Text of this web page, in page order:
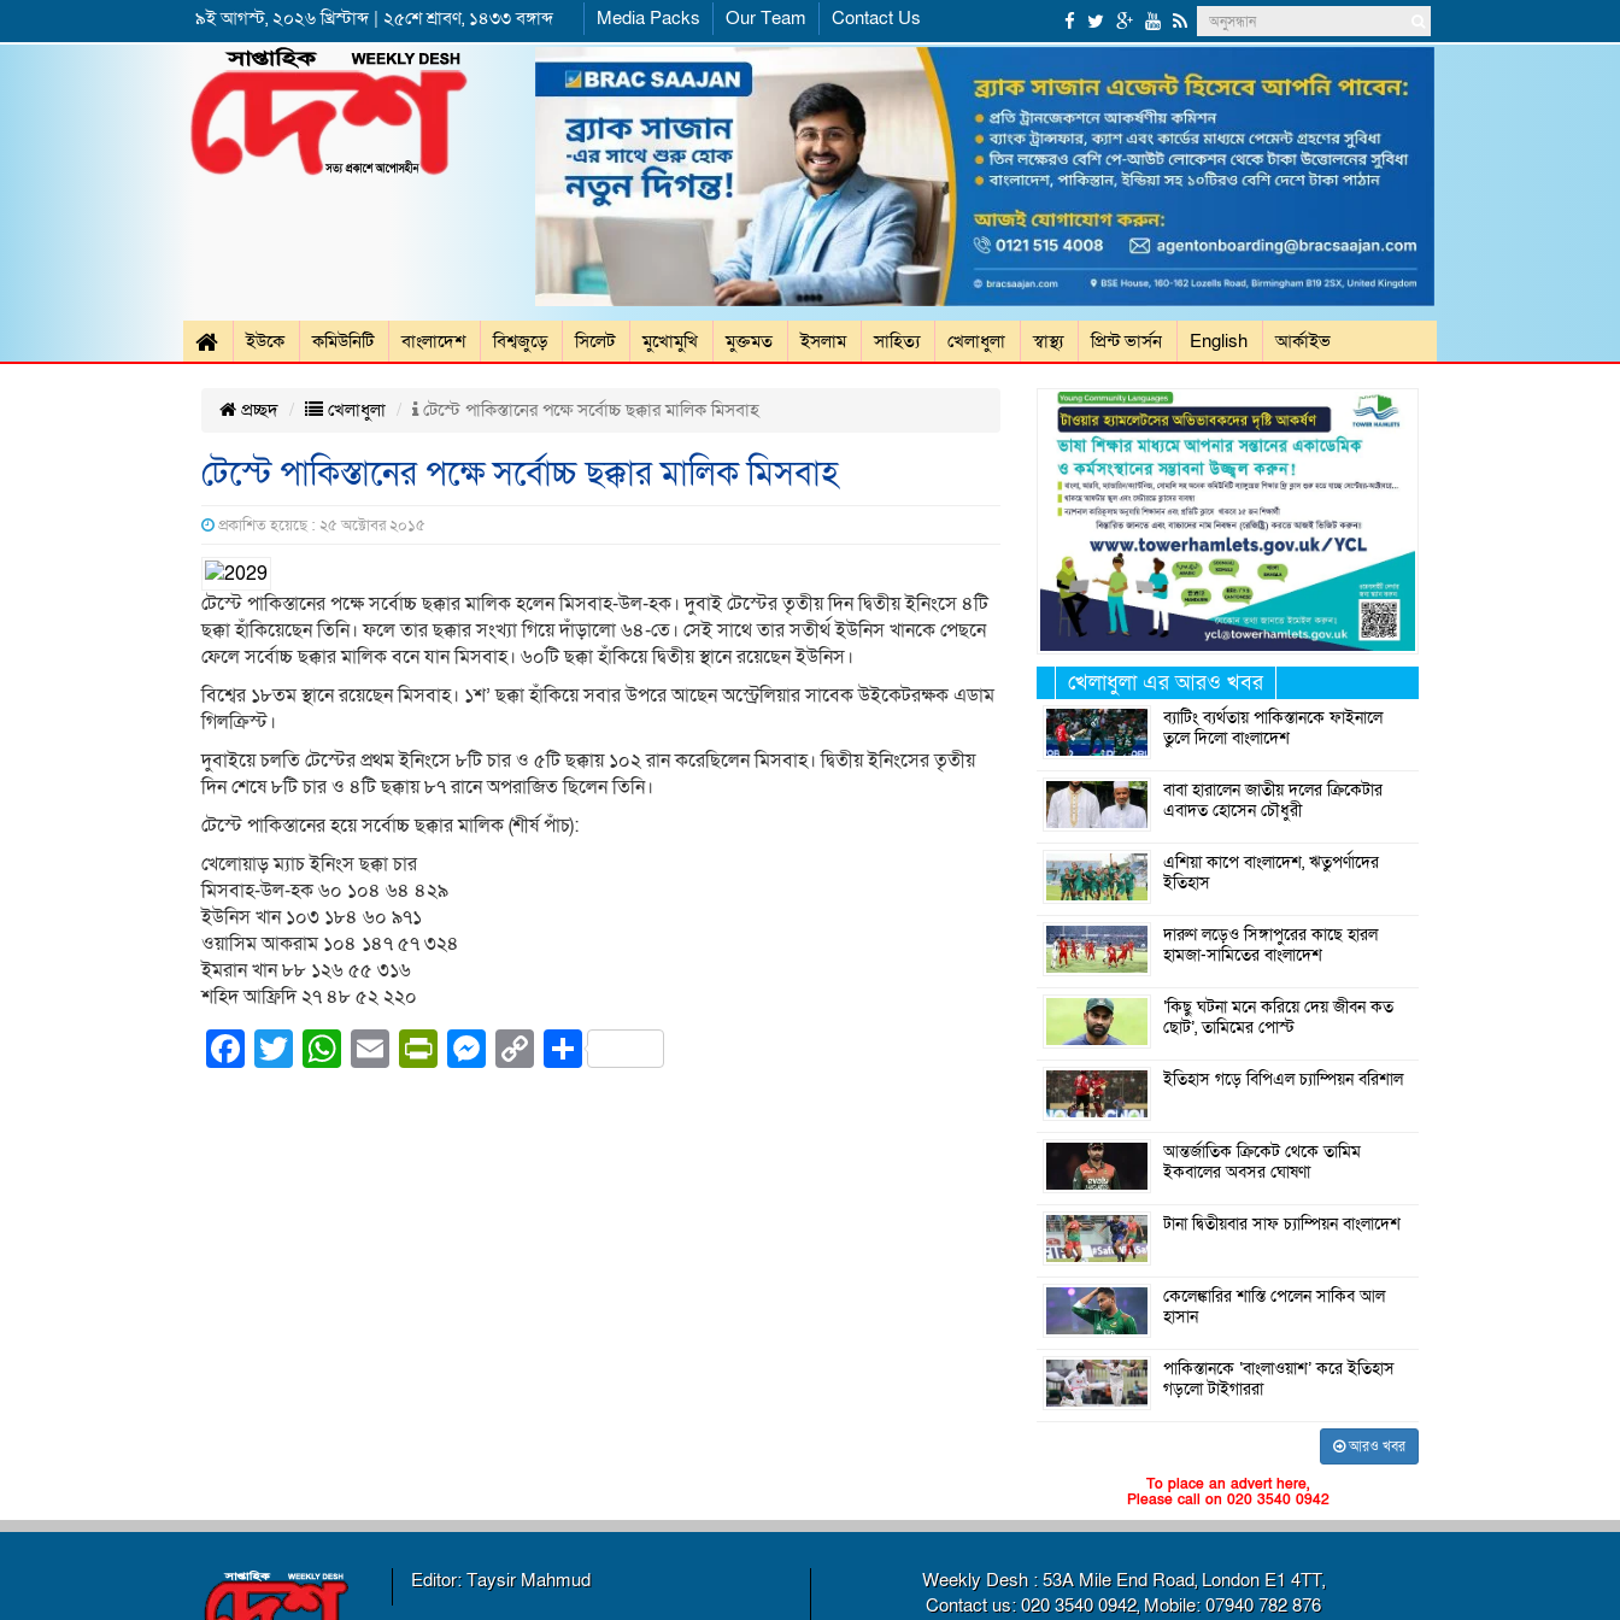
৯ই আগস্ট, ২০২৬ খ্রিস্টাব্দ | ২৫শে শ্রাবণ, ১৪৩৩ বঙ্গাব্দ Media Packs Our Team Contact Us
ইউকে কমিউনিটি বাংলাদেশ বিশ্বজুড়ে সিলেট মুখোমুখি মুক্তমত ইসলাম সাহিত্য খেলাধুলা স্বাস্থ্য প্রিন্ট ভার্সন English আর্কাইভ
প্রচ্ছদ খেলাধুলা টেস্টে পাকিস্তানের পক্ষে সর্বোচ্চ ছক্কার মালিক মিসবাহ
টেস্টে পাকিস্তানের পক্ষে সর্বোচ্চ ছক্কার মালিক মিসবাহ
প্রকাশিত হয়েছে : ২৫ অক্টোবর ২০১৫
টেস্টে পাকিস্তানের পক্ষে সর্বোচ্চ ছক্কার মালিক হলেন মিসবাহ-উল-হক। দুবাই টেস্টের তৃতীয় দিন দ্বিতীয় ইনিংসে ৪টি
ছক্কা হাঁকিয়েছেন তিনি। ফলে তার ছক্কার সংখ্যা গিয়ে দাঁড়ালো ৬৪-তে। সেই সাথে তার সতীর্থ ইউনিস খানকে পেছনে
ফেলে সর্বোচ্চ ছক্কার মালিক বনে যান মিসবাহ। ৬০টি ছক্কা হাঁকিয়ে দ্বিতীয় স্থানে রয়েছেন ইউনিস।
বিশ্বের ১৮তম স্থানে রয়েছেন মিসবাহ। ১শ’ ছক্কা হাঁকিয়ে সবার উপরে আছেন অস্ট্রেলিয়ার সাবেক উইকেটরক্ষক এডাম
গিলক্রিস্ট।
দুবাইয়ে চলতি টেস্টের প্রথম ইনিংসে ৮টি চার ও ৫টি ছক্কায় ১০২ রান করেছিলেন মিসবাহ। দ্বিতীয় ইনিংসের তৃতীয়
দিন শেষে ৮টি চার ও ৪টি ছক্কায় ৮৭ রানে অপরাজিত ছিলেন তিনি।
টেস্টে পাকিস্তানের হয়ে সর্বোচ্চ ছক্কার মালিক (শীর্ষ পাঁচ):
খেলোয়াড় ম্যাচ ইনিংস ছক্কা চার
মিসবাহ-উল-হক ৬০ ১০৪ ৬৪ ৪২৯
ইউনিস খান ১০৩ ১৮৪ ৬০ ৯৭১
ওয়াসিম আকরাম ১০৪ ১৪৭ ৫৭ ৩২৪
ইমরান খান ৮৮ ১২৬ ৫৫ ৩১৬
শহিদ আফ্রিদি ২৭ ৪৮ ৫২ ২২০
Facebook
Twitter
WhatsApp
EmailPrintFriendly
Messenger
CopyShare
খেলাধুলা এর আরও খবর
ব্যাটিং ব্যর্থতায় পাকিস্তানকে ফাইনালে
তুলে দিলো বাংলাদেশ
বাবা হারালেন জাতীয় দলের ক্রিকেটার
এবাদত হোসেন চৌধুরী
এশিয়া কাপে বাংলাদেশ, ঋতুপর্ণাদের
ইতিহাস
দারুণ লড়েও সিঙ্গাপুরের কাছে হারল
হামজা-সামিতের বাংলাদেশ
‘কিছু ঘটনা মনে করিয়ে দেয় জীবন কত
ছোট’, তামিমের পোস্ট
ইতিহাস গড়ে বিপিএল চ্যাম্পিয়ন বরিশাল
আন্তর্জাতিক ক্রিকেট থেকে তামিম
ইকবালের অবসর ঘোষণা
টানা দ্বিতীয়বার সাফ চ্যাম্পিয়ন বাংলাদেশ
কেলেঙ্কারির শাস্তি পেলেন সাকিব আল
হাসান
পাকিস্তানকে ‘বাংলাওয়াশ’ করে ইতিহাস
গড়লো টাইগাররা
আরও খবর
To place an advert here,
Please call on 020 3540 0942
Editor: Taysir Mahmud
Weekly Desh : 53A Mile End Road, London E1 4TT,
Contact us: 020 3540 0942, Mobile: 07940 782 876